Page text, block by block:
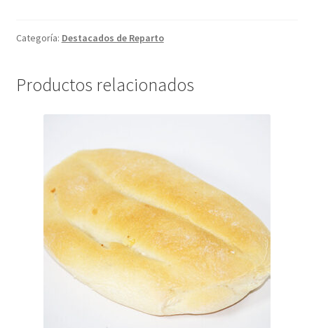
Categoría: Destacados de Reparto
Productos relacionados